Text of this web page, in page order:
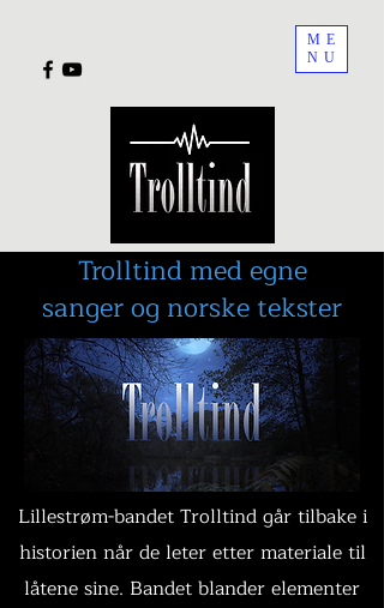
ME
NU
Trolltind med egne
sanger og norske tekster
Lillestrøm-bandet Trolltind går tilbake i
historien når de leter etter materiale til
låtene sine. Bandet blander elementer